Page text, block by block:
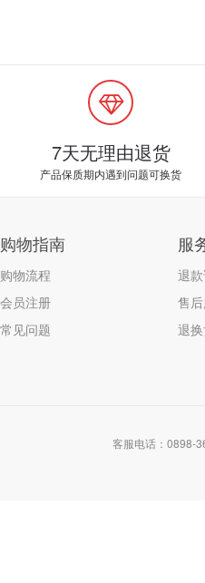
7天无理由退货
产品保质期内遇到问题可换货
购物指南
购物流程
会员注册
常见问题
服
退
售
退
客服电话：0898-